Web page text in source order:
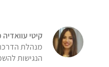
קיטי עוואדיה
מנהלת
הנגישות